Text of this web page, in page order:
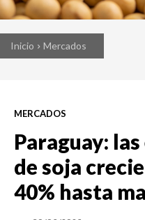
Inicio Mercados
MERCADOS
Paraguay:
de soja
40% hasta